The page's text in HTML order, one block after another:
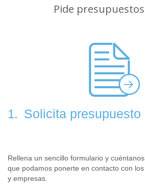
Pide
1. Solicita presupuesto
Rellena un sencillo formulario y
que podamos ponerte en contacto con
y empresas.